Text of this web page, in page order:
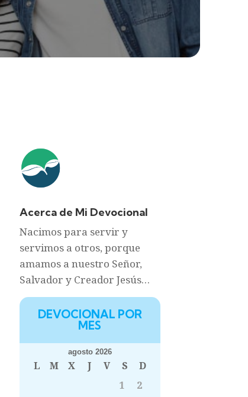
Acerca de Mi Devocional
Nacimos para servir y
servimos a otros, porque
amamos a nuestro Señor,
Salvador y Creador Jesús…
DEVOCIONAL POR
MES
agosto 2026
L M X J V S
D
1
2